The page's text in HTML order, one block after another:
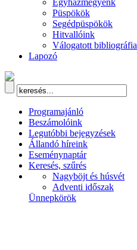
Egyházmegyénk
Püspökök
Segédpüspökök
Hitvallóink
Válogatott bibliográfia
Lapozó
Programajánló
Beszámolóink
Legutóbbi bejegyzések
Állandó híreink
Eseménynaptár
Keresés, szűrés
Nagyböjt és húsvét
Adventi időszak
Ünnepkörök